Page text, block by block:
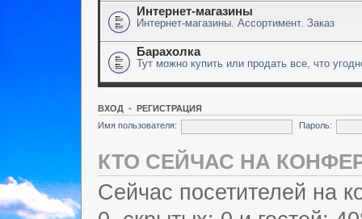
Интернет-магазины
Интернет-магазины. Ассортимент. Заказ
Барахолка
Тут можно купить или продать все, что
ВХОД • РЕГИСТРАЦИЯ
Имя пользователя:
Пароль:
КТО СЕЙЧАС НА
Сейчас посетителей на